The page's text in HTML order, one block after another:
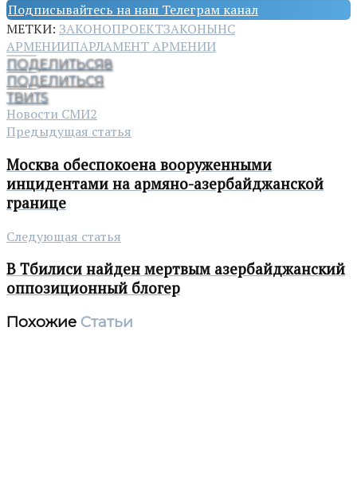
Подписывайтесь на наш Телеграм канал
МЕТКИ: ЗАКОНОПРОЕКТЗАКОНЫНС
АРМЕНИИПАРЛАМЕНТ АРМЕНИИ
ПОДЕЛИТЬСЯ8
ПОДЕЛИТЬСЯ
ТВИТ5
Новости СМИ2
Предыдущая статья
Москва обеспокоена вооруженными
инцидентами на армяно-азербайджанской
границе
Следующая статья
В Тбилиси найден мертвым азербайджанский
оппозиционный блогер
Похожие Статьи